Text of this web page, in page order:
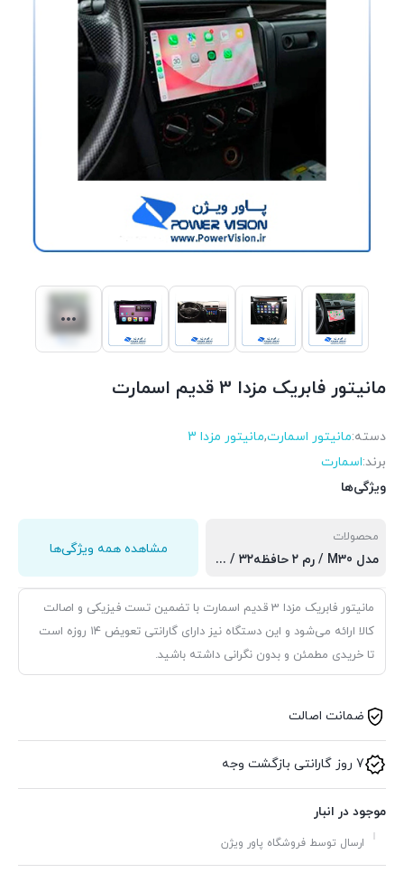
مانیتور فابریک مزدا 3 قدیم اسمارت
دسته:مانیتور اسمارت,مانیتور مزدا 3
برند:اسمارت
ویژگی‌ها
محصولات
مدل M30 / رم ۲ حافظه۳۲ / برد سی پی یو کورتکس 8163 اپل کارپلی و اندروید اتو, مدل M10 اسمارت / رم ۱ و حافطه ۱۶ گیگابایت / برد mtk, مدل M20 اسمارت / رم ۲ و حافظه ۳۲ گیگابایت / برد 8163
مشاهده همه ویژگی‌ها
مانیتور فابریک مزدا 3 قدیم اسمارت با تضمین تست فیزیکی و اصالت
کالا ارائه می‌شود و این دستگاه نیز دارای گارانتی تعویض ۱۴ روزه است
تا خریدی مطمئن و بدون نگرانی داشته باشید.
ضمانت اصالت
7 روز گارانتی بازگشت وجه
موجود در انبار
ارسال توسط فروشگاه پاور ویژن